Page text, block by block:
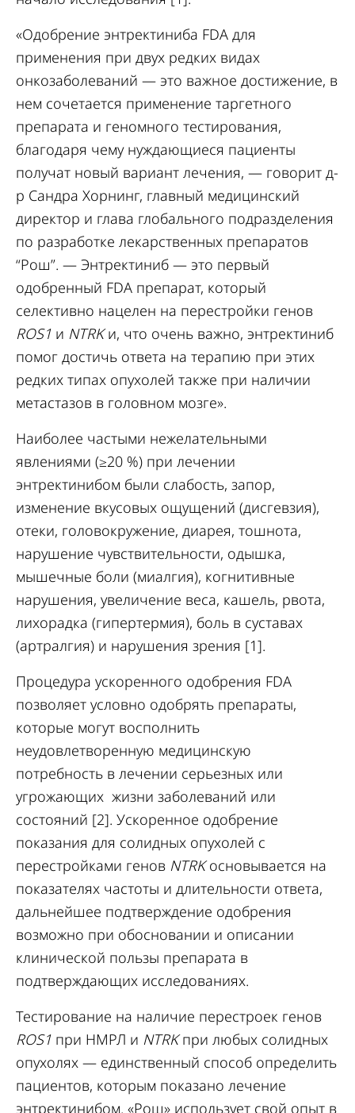
«Одобрение энтректиниба FDA для
применения при двух редких видах
онкозаболеваний — это важное достижение, в
нем сочетается применение таргетного
препарата и геномного тестирования,
благодаря чему нуждающиеся пациенты
получат новый вариант лечения, — говорит д-
р Сандра Хорнинг, главный медицинский
директор и глава глобального подразделения
по разработке лекарственных препаратов
“Рош”. — Энтректиниб — это первый
одобренный FDA препарат, который
селективно нацелен на перестройки генов
ROS1 и NTRKи, что очень важно, энтректиниб
помог достичь ответа на терапию при этих
редких типах опухолей также при наличии
метастазов в головном мозге».
Наиболее частыми нежелательными
явлениями (≥20 %) при лечении
энтректинибом были слабость, запор,
изменение вкусовых ощущений (дисгевзия),
отеки, головокружение, диарея, тошнота,
нарушение чувствительности, одышка,
мышечные боли (миалгия), когнитивные
нарушения, увеличение веса, кашель, рвота,
лихорадка (гипертермия), боль в суставах
(артралгия) и нарушения зрения [1].
Процедура ускоренного одобрения FDA
позволяет условно одобрять препараты,
которые могут восполнить
неудовлетворенную медицинскую
потребность в лечении серьезных или
угрожающих жизни заболеваний или
состояний [2]. Ускоренное одобрение
показания для солидных опухолей с
перестройками генов NTRKосновывается на
показателях частоты и длительности ответа,
дальнейшее подтверждение одобрения
возможно при обосновании и описании
клинической пользы препарата в
подтверждающих исследованиях.
Тестирование на наличие перестроек генов
ROS1 при НМРЛ и NTRKпри любых солидных
опухолях — единственный способ определить
пациентов, которым показано лечение
энтректинибом. «Рош» использует свой опыт в